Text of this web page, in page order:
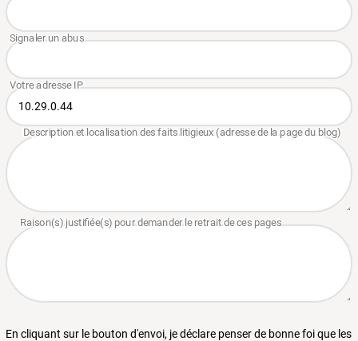
En cliquant sur le bouton d'envoi, je déclare penser de bonne foi que les